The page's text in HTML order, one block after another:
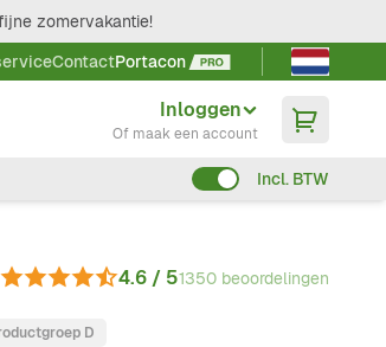
zomervakantie!
ContactPortacon
Taal kiezen
Inloggen
Of maak een account
Incl. BTW
4.6 / 51350 beoordelingen
D